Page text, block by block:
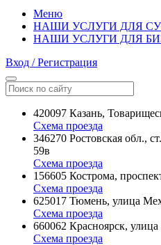
Меню
НАШИ УСЛУГИ ДЛЯ
НАШИ УСЛУГИ ДЛЯ
Вход / Регистрация
420097 Казань,
Схема проезда
346270 Ростовская обл.,
59в
Схема проезда
156605 Кострома,
Схема проезда
625017 Тюмень, улица
Схема проезда
660062 Красноярск,
Схема проезда